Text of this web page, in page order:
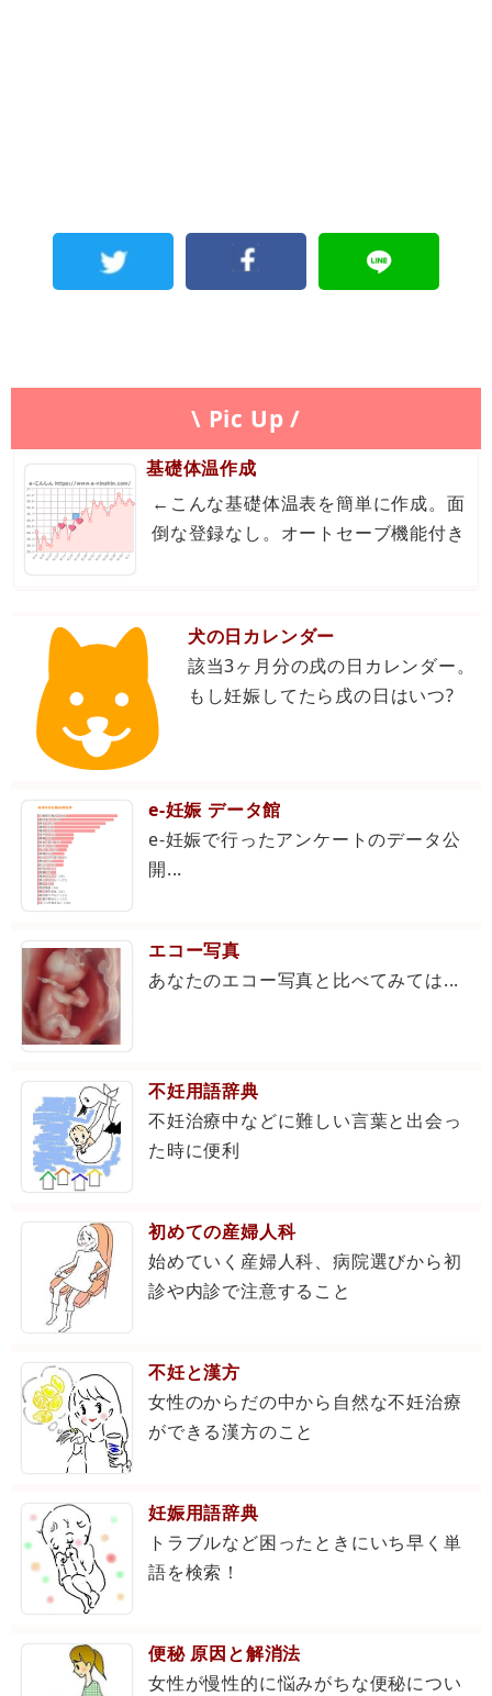
\ Pic Up /
基礎体温作成
←こんな基礎体温表を簡単に作成。面
倒な登録なし。オートセーブ機能付き
犬の日カレンダー
該当3ヶ月分の戌の日カレンダー。
もし妊娠してたら戌の日はいつ?
e-妊娠 データ館
e-妊娠で行ったアンケートのデータ公
開...
エコー写真
あなたのエコー写真と比べてみては...
不妊用語辞典
不妊治療中などに難しい言葉と出会っ
た時に便利
初めての産婦人科
始めていく産婦人科、病院選びから初
診や内診で注意すること
不妊と漢方
女性のからだの中から自然な不妊治療
ができる漢方のこと
妊娠用語辞典
トラブルなど困ったときにいち早く単
語を検索！
便秘 原因と解消法
女性が慢性的に悩みがちな便秘につい